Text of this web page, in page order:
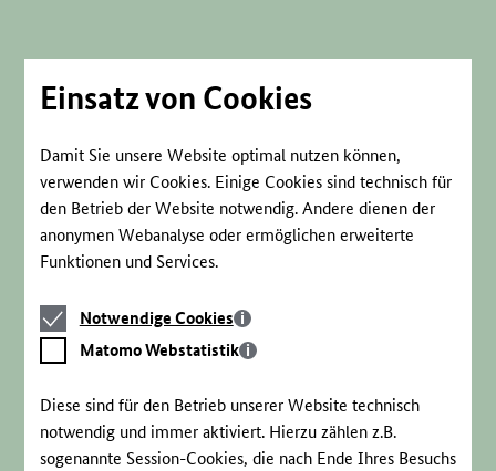
Einsatz von Cookies
Damit Sie unsere Website optimal nutzen können,
verwenden wir Cookies. Einige Cookies sind technisch für
den Betrieb der Website notwendig. Andere dienen der
anonymen Webanalyse oder ermöglichen erweiterte
Funktionen und Services.
Notwendige
Cookies
Notwendige Cookies
Matomo
Webstatistik
Matomo Webstatistik
Diese sind für den Betrieb unserer Website technisch
notwendig und immer aktiviert. Hierzu zählen z.B.
sogenannte Session-Cookies, die nach Ende Ihres Besuchs